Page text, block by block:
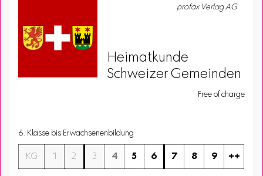
profax Verlag AG
Heimatkunde
Schweizer Gemeinden
Free of charge
6. Klasse bis Erwachsenenbildung
KG 1 2 3 4 5 6 7 8 9 ++